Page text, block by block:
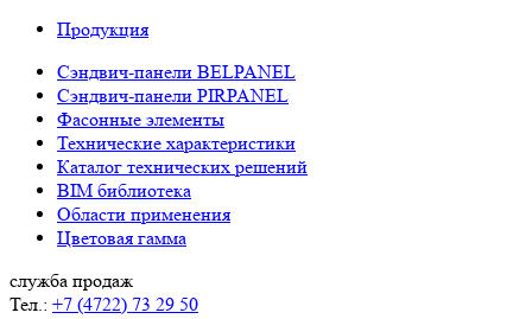
Продукция
Сэндвич-панели BELPANEL
Сэндвич-панели PIRPANEL
Фасонные элементы
Технические характеристики
Каталог технических решений
BIM библиотека
Области применения
Цветовая гамма
служба продаж
Тел.: +7 (4722) 73 29 50